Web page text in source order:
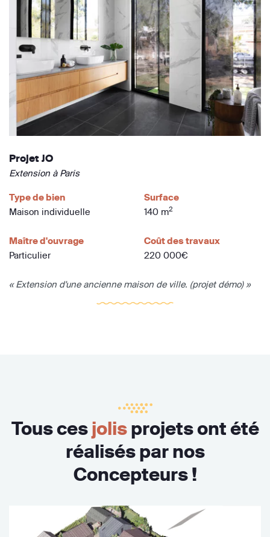
Projet JO
Extension à Paris
Type de bien
Maison individuelle
Surface
140 m2
Maître d'ouvrage
Particulier
Coût des travaux
220 000€
« Extension d'une ancienne maison de ville. (projet démo) »
Tous cesjolisprojets ont été
réalisés par nos
Concepteurs !